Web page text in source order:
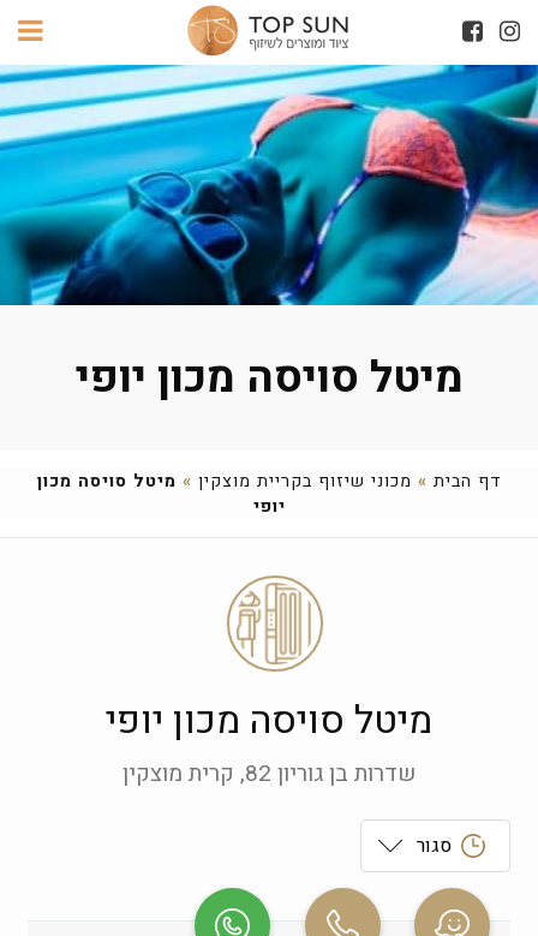
מיטל סויסה מכון יופי
דף הבית » מכוני שיזוף בקריית מוצקין » מיטל סויסה מכון
יופי
מיטל סויסה מכון יופי
שדרות בן גוריון 82, קרית מוצקין
סגור
ראשון